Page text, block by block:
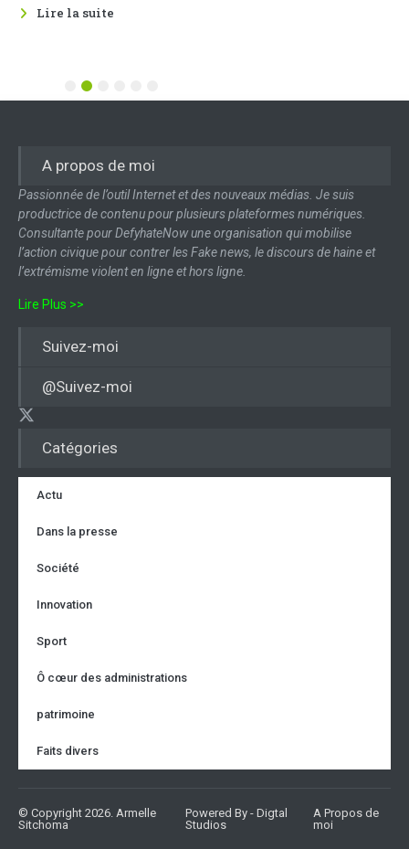
Lire la suite
5
Partager sur...
Catégories
Actu
Dans la presse
Société
Innovation
Sport
Ô cœur des administrations
patrimoine
Faits divers
A propos de moi
Passionnée de l’outil Internet et des nouveaux médias. Je suis
productrice de contenu pour plusieurs plateformes numériques.
Consultante pour DefyhateNow une organisation qui mobilise
l’action civique pour contrer les Fake news, le discours de haine et
l’extrémisme violent en ligne et hors ligne.
Lire Plus >>
Suivez-moi
@Suivez-moi
© Copyright 2026. Armelle
Sitchoma
Powered By - Digtal
Studios
A Propos de
moi